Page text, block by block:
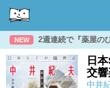
NEW 2週連続で『薬屋の
日
交
中井